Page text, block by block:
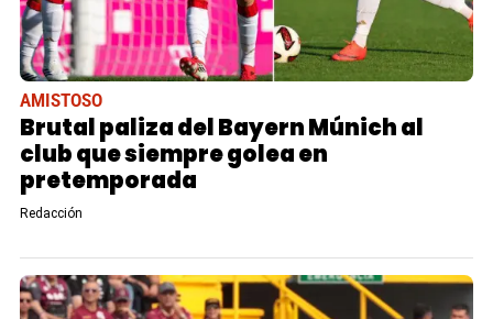
AMISTOSO
Brutal paliza del Bayern Múnich al
club que siempre golea en
pretemporada
Redacción